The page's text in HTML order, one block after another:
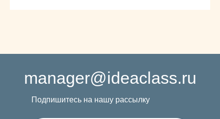
manager@ideaclass.ru
Подпишитесь на нашу рассылку